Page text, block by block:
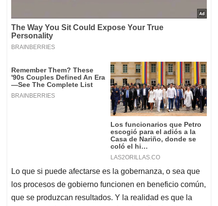
Lo que si puede afectarse es la gobernanza, o sea que
los procesos de gobierno funcionen en beneficio común,
que se produzcan resultados. Y la realidad es que la